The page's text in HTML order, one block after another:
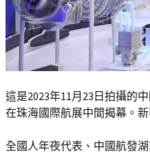
這是2023年11月23日拍攝的
在珠海國際航展中間揭幕。
全國人年夜代表、中國航發